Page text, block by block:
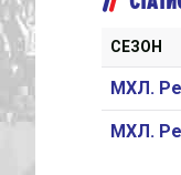
СЕЗОН
МХЛ.
МХЛ.